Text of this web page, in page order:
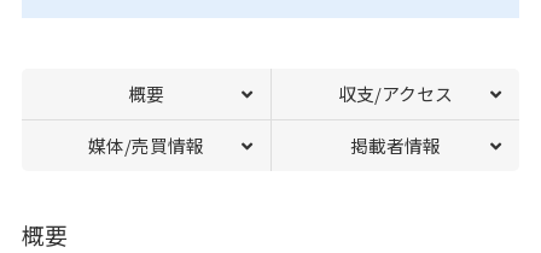
概要 収支/アクセス
媒体/売買情報 掲載者情報
概要